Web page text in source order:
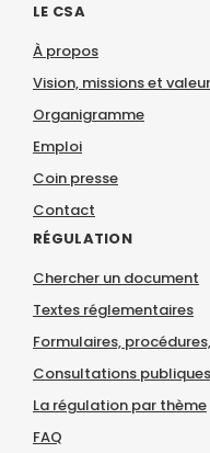
LE CSA
À propos
Vision, missions et
Organigramme
Emploi
Coin presse
Contact
RÉGULATION
Chercher un document
Textes réglementaires
Formulaires,
Consultations publiques
La régulation par thème
FAQ